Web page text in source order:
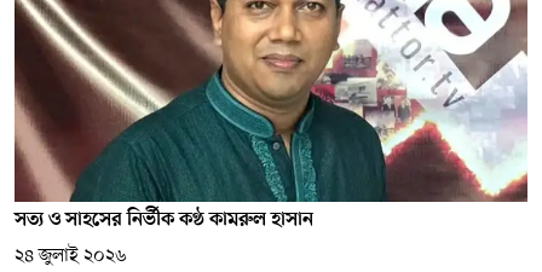
সত্য ও সাহসের নির্ভীক কণ্ঠ কামরুল হাসান
২৪ জুলাই ২০২৬